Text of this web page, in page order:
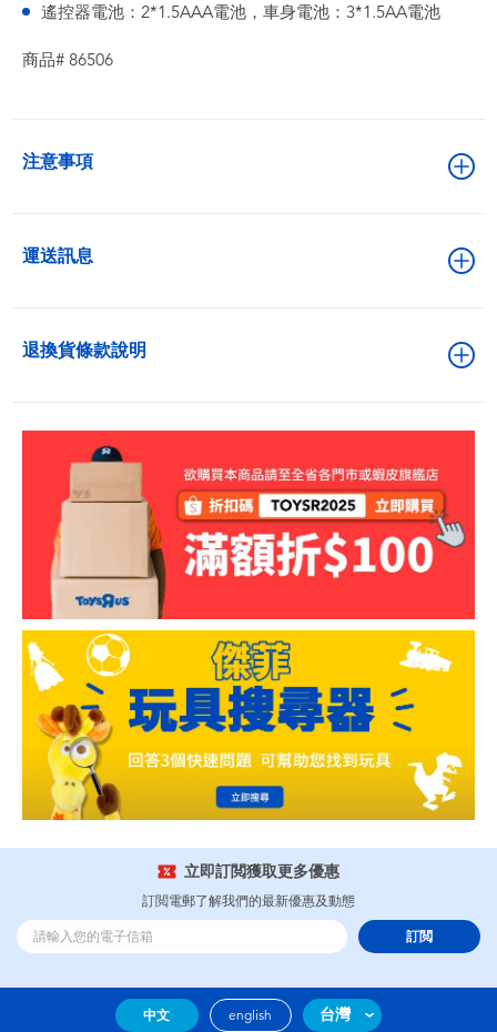
遙控器電池：2*1.5AAA電池，車身電池：3*1.5AA電池
商品# 86506
注意事項
運送訊息
退換貨條款說明
立即訂閲獲取更多優惠
訂閲電郵了解我們的最新優惠及動態
訂閲
中文 english 台灣